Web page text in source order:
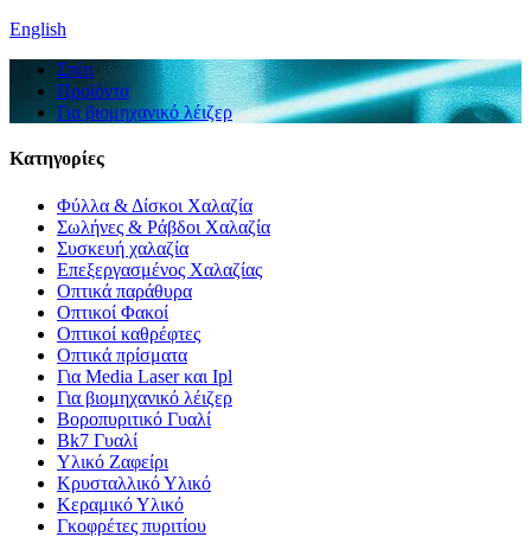
English
Σπίτι
Προϊόντα
Για βιομηχανικό λέιζερ
Κατηγορίες
Φύλλα & Δίσκοι Χαλαζία
Σωλήνες & Ράβδοι Χαλαζία
Συσκευή χαλαζία
Επεξεργασμένος Χαλαζίας
Οπτικά παράθυρα
Οπτικοί Φακοί
Οπτικοί καθρέφτες
Οπτικά πρίσματα
Για Media Laser και Ipl
Για βιομηχανικό λέιζερ
Βοροπυριτικό Γυαλί
Bk7 Γυαλί
Υλικό Ζαφείρι
Κρυσταλλικό Υλικό
Κεραμικό Υλικό
Γκοφρέτες πυριτίου